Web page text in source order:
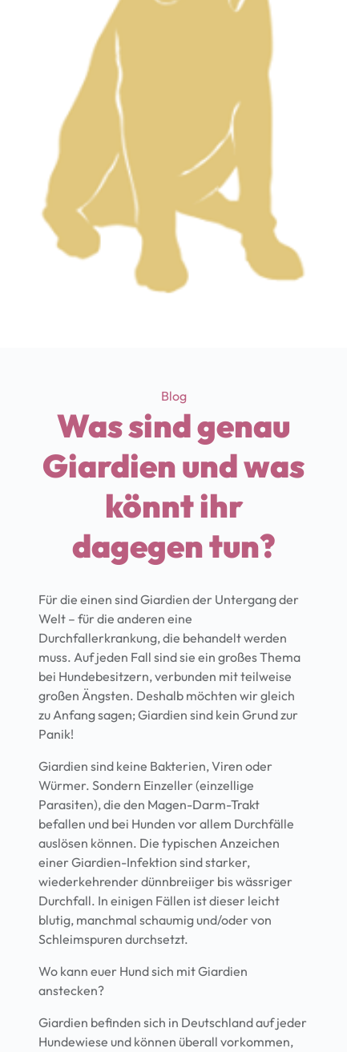
Categories
Blog
Was sind genau
Giardien und was
könnt ihr
dagegen tun?
Für die einen sind Giardien der Untergang der
Welt – für die anderen eine
Durchfallerkrankung, die behandelt werden
muss. Auf jeden Fall sind sie ein großes Thema
bei Hundebesitzern, verbunden mit teilweise
großen Ängsten. Deshalb möchten wir gleich
zu Anfang sagen; Giardien sind kein Grund zur
Panik!
Giardien sind keine Bakterien, Viren oder
Würmer. Sondern Einzeller (einzellige
Parasiten), die den Magen-Darm-Trakt
befallen und bei Hunden vor allem Durchfälle
auslösen können. Die typischen Anzeichen
einer Giardien-Infektion sind starker,
wiederkehrender dünnbreiiger bis wässriger
Durchfall. In einigen Fällen ist dieser leicht
blutig, manchmal schaumig und/oder von
Schleimspuren durchsetzt.
Wo kann euer Hund sich mit Giardien
anstecken?
Giardien befinden sich in Deutschland auf jeder
Hundewiese und können überall vorkommen,